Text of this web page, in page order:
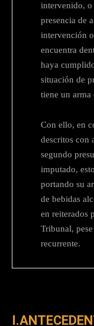
intervenido, o
presencia de
intervención
encuentra
haya
situación de
tiene un
Con ello, en
descritos con
segundo
imputado,
portando su
de bebidas
en reiterados
Tribunal,
recurrente.